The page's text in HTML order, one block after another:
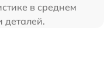
в среднем
деталей.